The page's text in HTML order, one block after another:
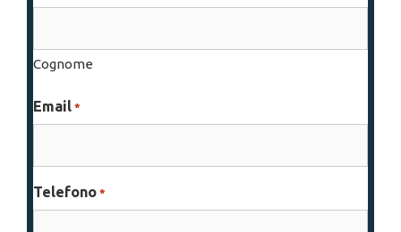
Cognome
Email *
Telefono *